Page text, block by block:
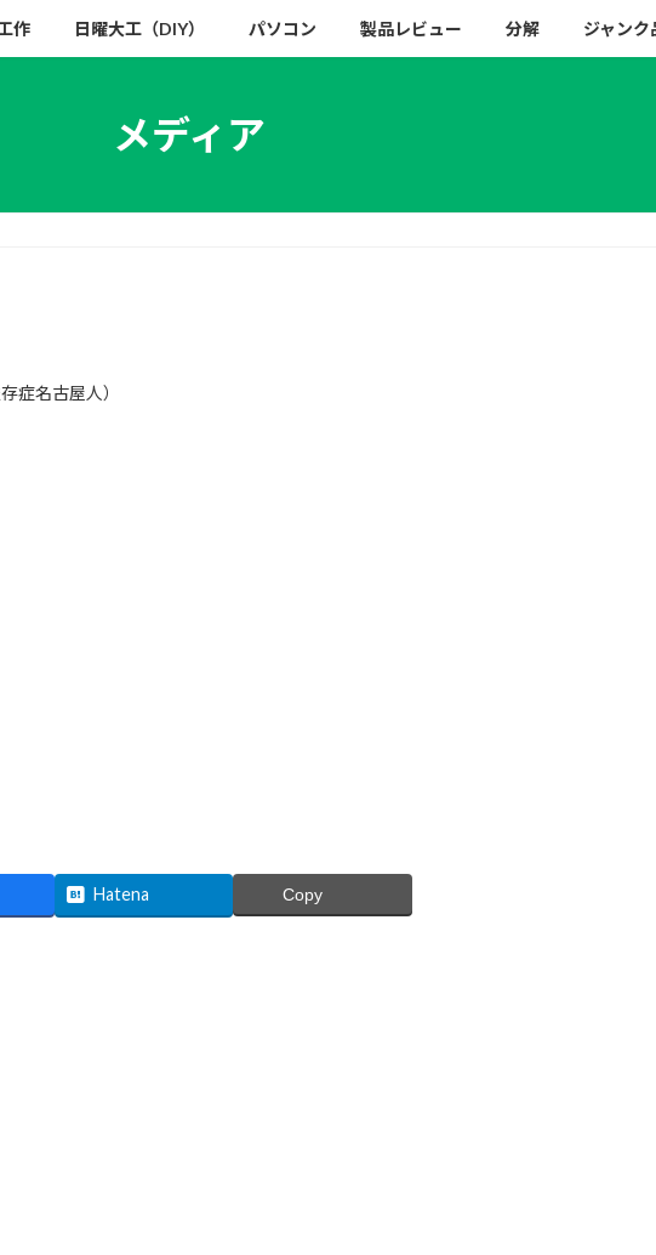
作 日曜大工（DIY） パソコン 製品レビュー 分解 ジャン
メディア
症名古屋人）
Hatena Copy